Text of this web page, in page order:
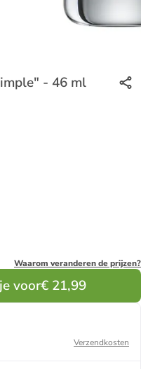
- 46 ml
Waarom veranderen de prijzen?
voor€ 21,99
Verzendkosten